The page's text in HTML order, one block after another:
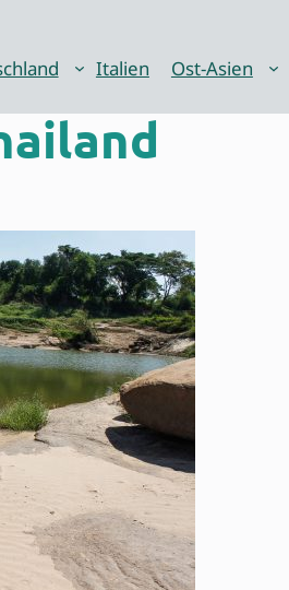
Italien Ost-Asien